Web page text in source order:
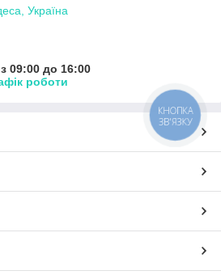
Україна
09:00 до 16:00
роботи
КНОПКА
ЗВ'ЯЗКУ